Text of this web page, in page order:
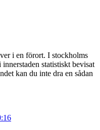
i en förort. I stockholms
statistiskt bevisat
kan du inte dra en sådan